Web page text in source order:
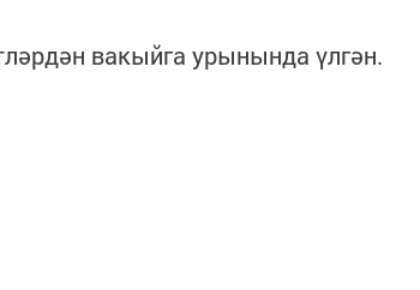
вакыйга урынында үлгән.